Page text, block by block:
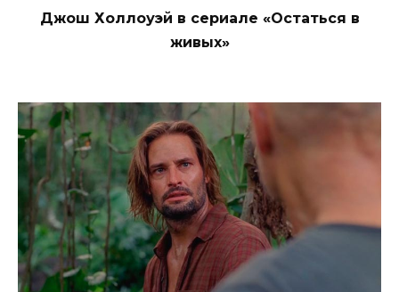
Джош Холлоуэй в сериале «Остаться в
живых»